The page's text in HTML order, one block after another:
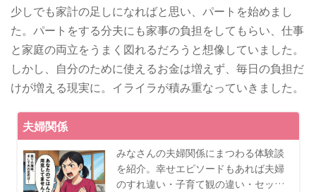
少しでも家計の足しになればと思い、パートを始めまし
た。パートをする分夫にも家事の負担をしてもらい、仕事
と家庭の両立をうまく図れるだろうと想像していました。
しかし、自分のために使えるお金は増えず、毎日の負担だ
けが増える現実に。イライラが積み重なっていきました。
夫婦関係
みなさんの夫婦関係にまつわる体験談
を紹介。幸せエピソードもあれば夫婦
のすれ違い・子育て観の違い・セッ…